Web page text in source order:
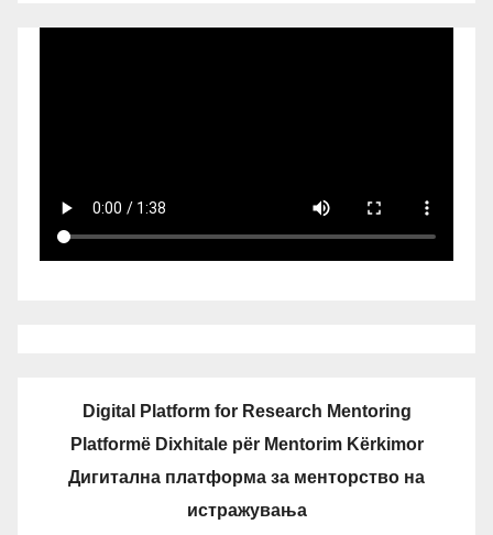
Digital Platform for Research Mentoring
Platformë Dixhitale për Mentorim Kërkimor
Дигитална платформа за менторство на
истражувања